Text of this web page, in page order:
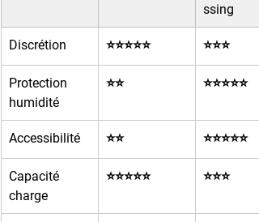
ssing
Discrétion ⭐⭐⭐⭐⭐ ⭐⭐⭐
Protection
humidité
⭐⭐ ⭐⭐⭐⭐⭐
Accessibilité ⭐⭐ ⭐⭐⭐⭐⭐
Capacité
charge
⭐⭐⭐⭐⭐ ⭐⭐⭐